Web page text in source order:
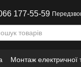
177-55-59
Монтаж електричної